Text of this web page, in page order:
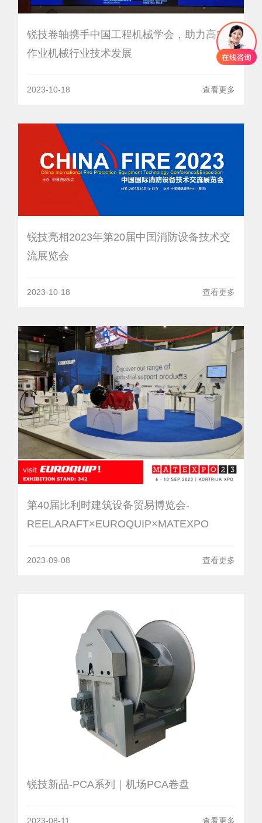
锐技卷轴携手中国工程机械学会，助力高空
作业机械行业技术发展
2023-10-18 查看更多
锐技亮相2023年第20届中国消防设备技术交
流展览会
2023-10-18 查看更多
第40届比利时建筑设备贸易博览会-
REELARAFT×EUROQUIP×MATEXPO
2023-09-08 查看更多
锐技新品-PCA系列｜机场PCA卷盘
2023-08-11 查看更多